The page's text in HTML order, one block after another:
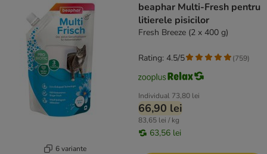
6 variante
beaphar Multi-Fresh pentru
litierele pisicilor
Fresh Breeze (2 x 400 g)
Individual 73,80 lei
66,90 lei
83,65 lei / kg
63,56 lei
Rating: 4.5/5 (759)